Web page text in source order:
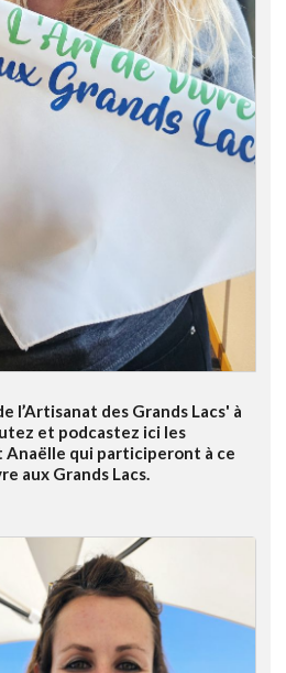
l’Artisanat des Grands Lacs' à
et podcastez ici les
Anaëlle qui participeront à ce
aux Grands Lacs.